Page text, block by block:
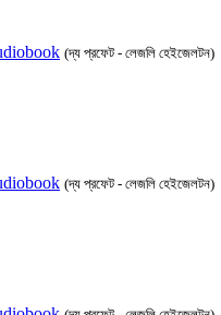
(দ্য প্রফেট - লেজলি হেইজেলটন)
(দ্য প্রফেট - লেজলি হেইজেলটন)